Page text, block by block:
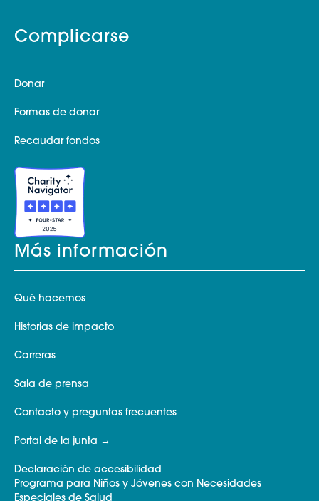
Complicarse
Donar
Formas de donar
Recaudar fondos
Más información
Qué hacemos
Historias de impacto
Carreras
Sala de prensa
Contacto y preguntas frecuentes
Portal de la junta
Declaración de accesibilidad
Programa para Niños y Jóvenes con Necesidades
Especiales de Salud